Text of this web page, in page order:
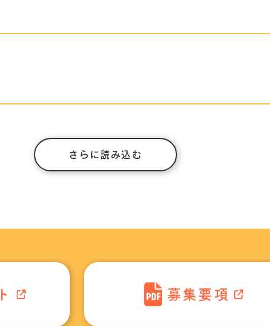
さらに読み込む
募集要項